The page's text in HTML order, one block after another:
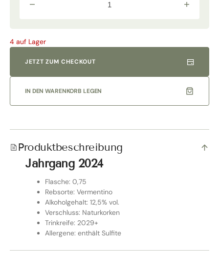
Verringere
Toscana
IGT
2024
Col
di
Erhöhe
IGT
2024
Col
di
4 auf Lager
JETZT ZUM CHECKOUT
IN DEN WARENKORB LEGEN
Produktbeschreibung
Jahrgang 2024
Flasche: 0,75
Rebsorte: Vermentino
Alkoholgehalt: 12,5% vol.
Verschluss: Naturkorken
Trinkreife: 2029+
Allergene: enthält Sulfite